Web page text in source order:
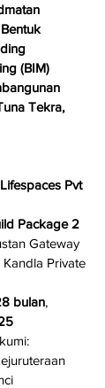
(BIM)
Tekra,
Pvt
Package 2
Gateway
Private
bulan,